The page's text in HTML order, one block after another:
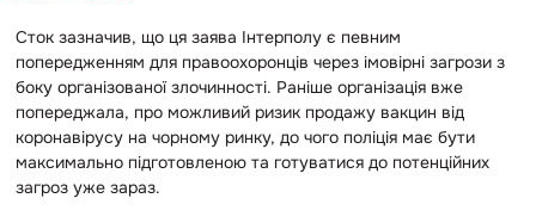
Сток зазначив, що ця заява Інтерполу є певним
попередженням для правоохоронців через імовірні загрози з
боку організованої злочинності. Раніше організація вже
попереджала, про можливий ризик продажу вакцин від
коронавірусу на чорному ринку, до чого поліція має бути
максимально підготовленою та готуватися до потенційних
загроз уже зараз.